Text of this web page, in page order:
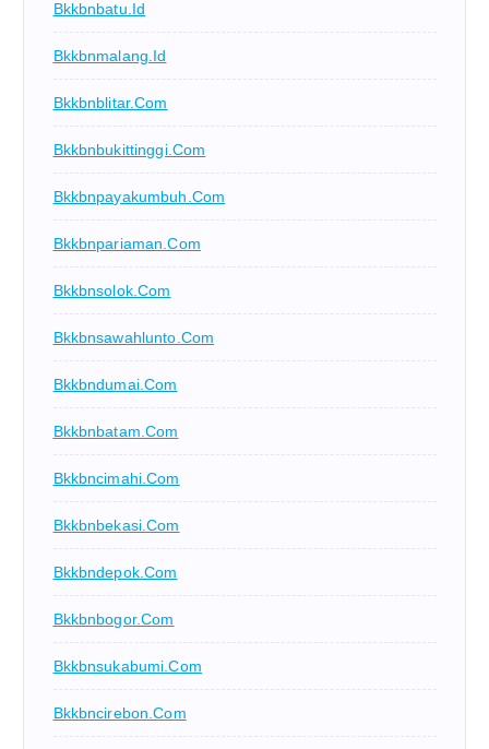
Bkkbnbatu.id
Bkkbnmalang.id
Bkkbnblitar.com
Bkkbnbukittinggi.com
Bkkbnpayakumbuh.com
Bkkbnpariaman.com
Bkkbnsolok.com
Bkkbnsawahlunto.com
Bkkbndumai.com
Bkkbnbatam.com
Bkkbncimahi.com
Bkkbnbekasi.com
Bkkbndepok.com
Bkkbnbogor.com
Bkkbnsukabumi.com
Bkkbncirebon.com